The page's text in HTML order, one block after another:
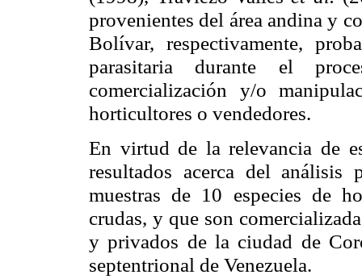
provenientes del área andina y
Bolívar, respectivamente,
parasitaria durante el
comercialización y/o
horticultores o vendedores.
En virtud de la relevancia de
resultados acerca del análisis
muestras de 10 especies de
crudas, y que son
y privados de la ciudad de
septentrional de Venezuela.